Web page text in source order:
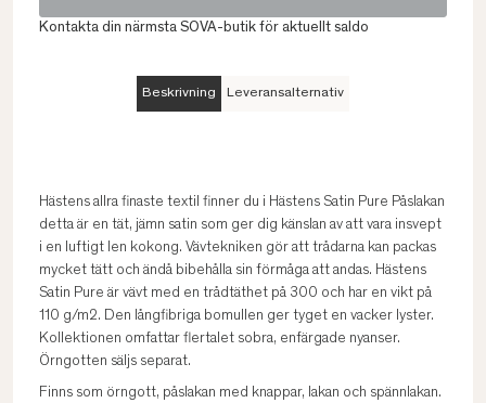
Kontakta din närmsta SOVA-butik för aktuellt saldo
Beskrivning Leveransalternativ
Hästens allra finaste textil finner du i Hästens Satin Pure Påslakan
detta är en tät, jämn satin som ger dig känslan av att vara insvept
i en luftigt len kokong. Vävtekniken gör att trådarna kan packas
mycket tätt och ändå bibehålla sin förmåga att andas. Hästens
Satin Pure är vävt med en trådtäthet på 300 och har en vikt på
110 g/m2. Den långfibriga bomullen ger tyget en vacker lyster.
Kollektionen omfattar flertalet sobra, enfärgade nyanser.
Örngotten säljs separat.
Finns som örngott, påslakan med knappar, lakan och spännlakan.